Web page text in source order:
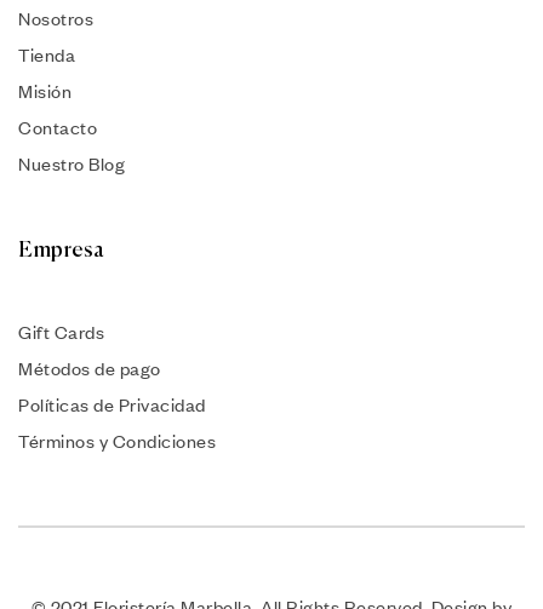
Nosotros
Tienda
Misión
Contacto
Nuestro Blog
Empresa
Gift Cards
Métodos de pago
Políticas de Privacidad
Términos y Condiciones